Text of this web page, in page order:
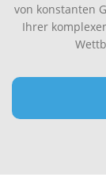
von konstanten
Ihrer